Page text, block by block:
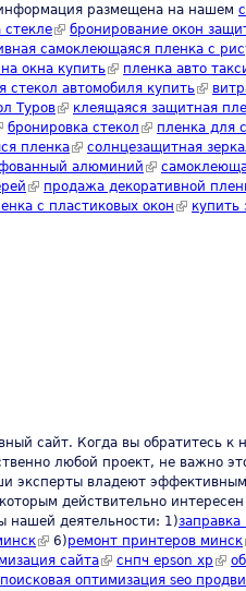
размещена на нашем
(link is external)
бронирование окон
самоклеющаяся пленка с
окна купить(link is external)
пленка авто
стекол автомобиля купить(link is
Туров(link is external)
клеящаяся защитная
is external)
бронировка стекол (link is external)
пленка для
пленка(link is external)
солнцезащитная
алюминий (link is
(link is external)
продажа декоративной
с пластиковых окон (link is
купить
сайт. Когда вы обратитесь
любой проект, не важно
эксперты владеют
действительно
нашей деятельности: 1)
(link is external)
6)ремонт принтеров минск
сайта(link is external)
снпч epson xp (link
is external)
поисковая оптимизация seo